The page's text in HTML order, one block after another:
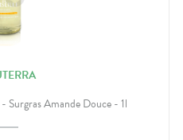
Surgras Amande Douce - 1l